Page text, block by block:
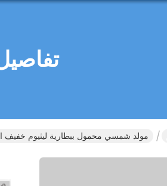
مولد شمسي محمول ببطارية ليثيوم خفيف الوزن مع عاكس